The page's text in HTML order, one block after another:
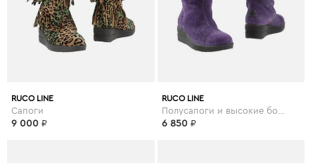
RUCO LINE
Сапоги
9 000 ₽
RUCO LINE
Полусапоги и высокие ботинки
6 850 ₽